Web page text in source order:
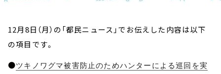
12月8日（月）の「都民ニュース」でお伝えした内容は以下
の項目です。
●ツキノワグマ被害防止のためハンターによる巡回を実